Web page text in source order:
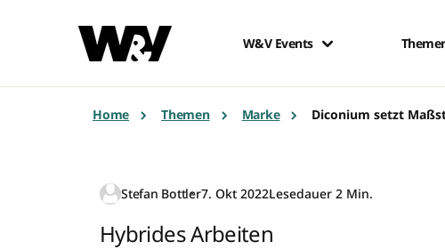
W&V Events
Home Themen Marke Diconium setzt
Stefan Bottler7. Okt 2022Lesedauer 2 Min.
Hybrides Arbeiten